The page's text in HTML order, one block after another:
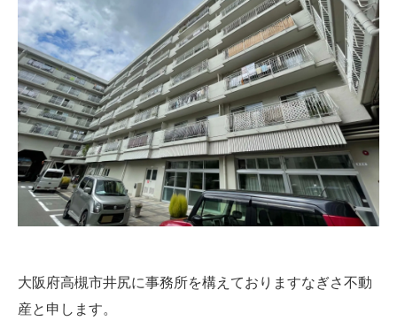
大阪府高槻市井尻に事務所を構えておりますなぎさ不動
産と申します。